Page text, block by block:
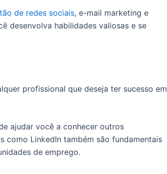
de redes sociais, e-mail marketing e
desenvolva habilidades valiosas e se
profissional que deseja ter sucesso em
ajudar você a conhecer outros
como LinkedIn também são fundamentais
de emprego.